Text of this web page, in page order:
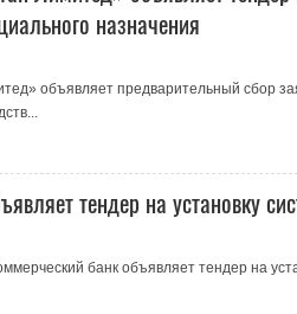
назначения
объявляет предварительный сбор
тендер на установку
банк объявляет тендер на